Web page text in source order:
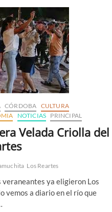
CÓRDOBA CULTURA
NOTICIAS PRINCIPAL
Velada Criolla del
Los Reartes
veraneantes ya eligieron Los
vemos a diario en el río que